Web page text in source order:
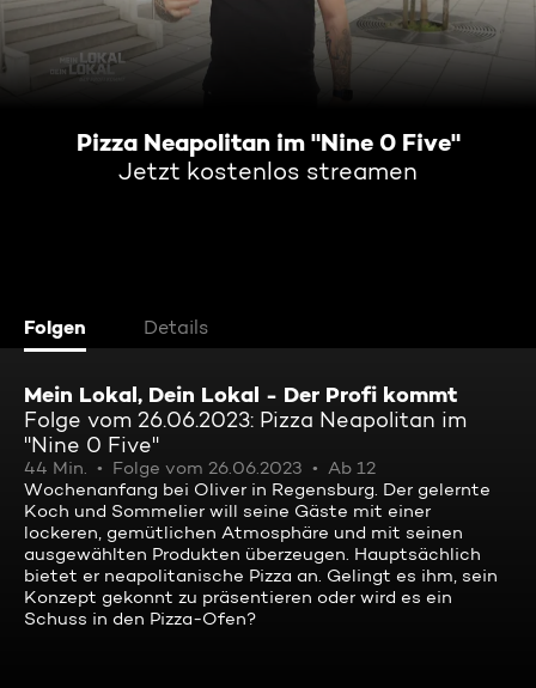
Pizza Neapolitan im "Nine 0 Five"
Jetzt kostenlos streamen
Folgen Details
Mein Lokal, Dein Lokal - Der Profi kommt
Folge vom 26.06.2023: Pizza Neapolitan im
"Nine 0 Five"
44 Min. Folge vom 26.06.2023
Ab 12
Wochenanfang bei Oliver in Regensburg. Der gelernte
Koch und Sommelier will seine Gäste mit einer
lockeren, gemütlichen Atmosphäre und mit seinen
ausgewählten Produkten überzeugen. Hauptsächlich
bietet er neapolitanische Pizza an. Gelingt es ihm, sein
Konzept gekonnt zu präsentieren oder wird es ein
Schuss in den Pizza-Ofen?